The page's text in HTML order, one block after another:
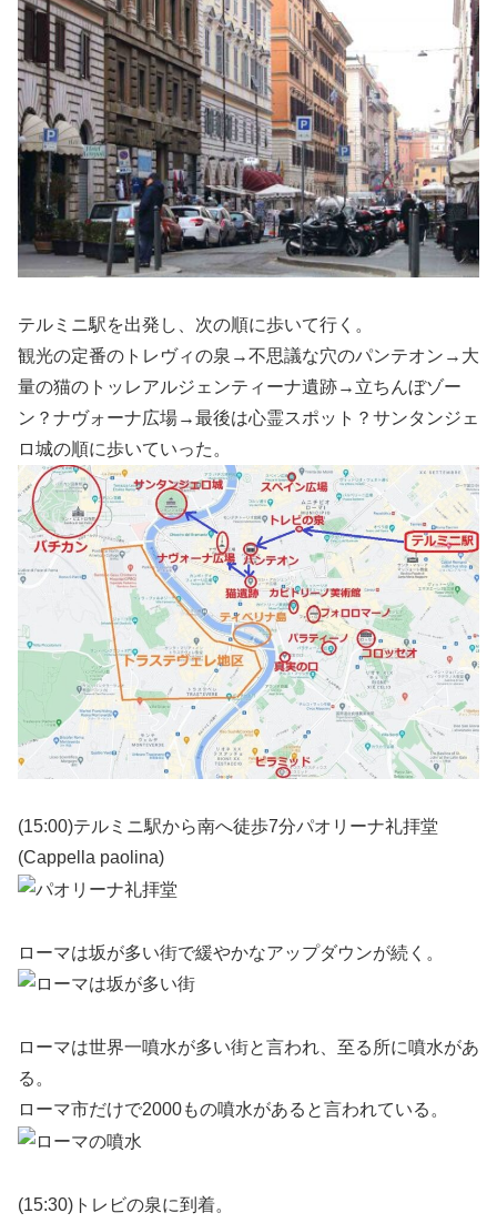
テルミニ駅を出発し、次の順に歩いて行く。
観光の定番のトレヴィの泉→不思議な穴のパンテオン→大
量の猫のトッレアルジェンティーナ遺跡→立ちんぼゾー
ン？ナヴォーナ広場→最後は心霊スポット？サンタンジェ
ロ城の順に歩いていった。
(15:00)テルミニ駅から南へ徒歩7分パオリーナ礼拝堂
(Cappella paolina)
ローマは坂が多い街で緩やかなアップダウンが続く。
ローマは世界一噴水が多い街と言われ、至る所に噴水があ
る。
ローマ市だけで2000もの噴水があると言われている。
(15:30)トレビの泉に到着。